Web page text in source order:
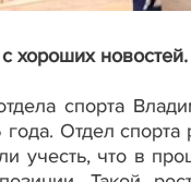
хороших новостей.
спорта
Отдел спорта
учесть, что в